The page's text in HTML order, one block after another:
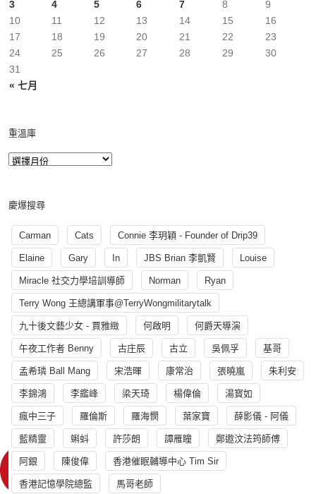
« 七月
3 4 5 6 7 8
9
10
11 12 13 14 15
16
17
18 19 20 21 22
23
24
25 26 27 28 29
30
31
重溫庫
慶爆搜尋
Carman Cats Connie 李玥穎 - Founder of Drip39
Elaine Gary In JBS Brian 李凱賢 Louise
Miracle 社交力學培訓導師 Norman Ryan
Terry Wong 王總講軍事@TerryWongmilitarytalk
九十後文藝少女 - 賈雅緻 何啟明 何爵天導演
午夜工作者 Benny 古庄辰 古立 吳佩孚 基哥
孟希璘 Ball Mang 宋浩暉 康常治 張曉嵐 朱利安
李錦鴻 李鑑峰 梁天琦 楊偉倫 湯寳如
瘋中三子 羅倫斯 羅海憫 葉家寶 薛影儀 - 阿儀
藍精靈 蝌蚪 許莎朗 譚雁瞳 鄭遨汶法筠師傅
阿銀 陳俊偉 香港催眠輔導中心 Tim Sir
香港記憶學院總監 馬哥老師